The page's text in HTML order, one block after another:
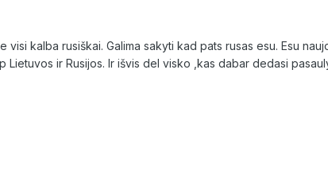
visi kalba rusiškai. Galima sakyti kad pats rusas esu. Esu
Lietuvos ir Rusijos. Ir išvis del visko ,kas dabar dedasi